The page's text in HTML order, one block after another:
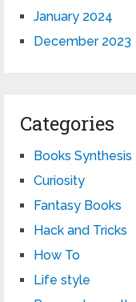
January 2024
December 2023
Categories
Books Synthesis
Curiosity
Fantasy Books
Hack and Tricks
How To
Life style